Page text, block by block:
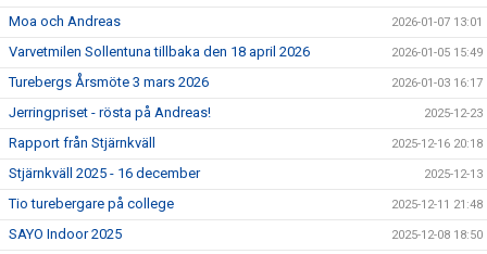
Moa och Andreas 2026-01-07 13:01
Varvetmilen Sollentuna tillbaka den 18 april 2026 2026-01-05 15:49
Turebergs Årsmöte 3 mars 2026 2026-01-03 16:17
Jerringpriset - rösta på Andreas! 2025-12-23
Rapport från Stjärnkväll 2025-12-16 20:18
Stjärnkväll 2025 - 16 december 2025-12-13
Tio turebergare på college 2025-12-11 21:48
SAYO Indoor 2025 2025-12-08 18:50